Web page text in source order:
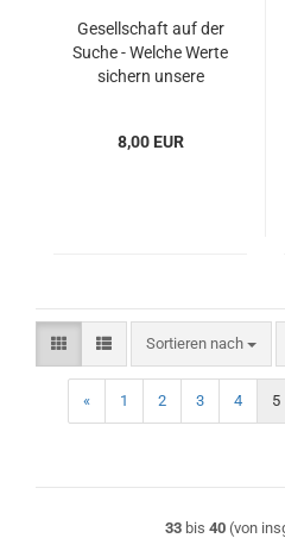
Gesellschaft auf der
Suche - Welche Werte
sichern unsere
8,00 EUR
Sortieren nach
Sortieren nach
« 1 2 3 4 5
33 bis 40 (von